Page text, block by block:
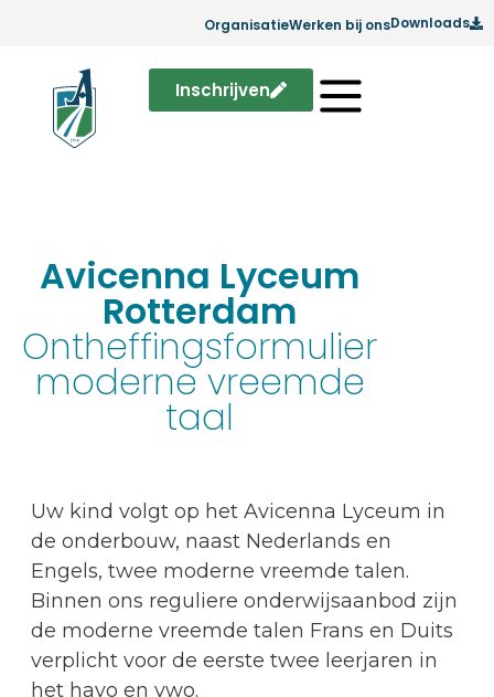
OrganisatieWerken bij onsDownloads
Inschrijven
Avicenna Lyceum
Rotterdam
Ontheffingsformulier
moderne vreemde
taal